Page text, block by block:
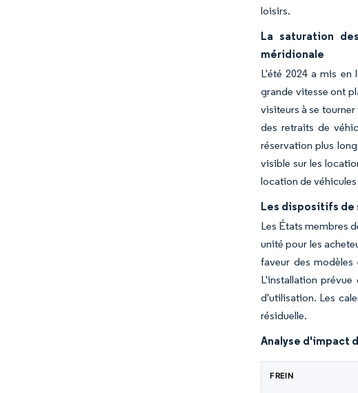
loisirs.
La saturation
méridionale
L'été 2024 a mis en
grande vitesse ont
visiteurs à se
des retraits de
réservation plus
visible sur les
location de
Les dispositifs de
Les États membres
unité pour les
faveur des
L'installation
d'utilisation. Les
résiduelle.
Analyse d'impact
FREIN